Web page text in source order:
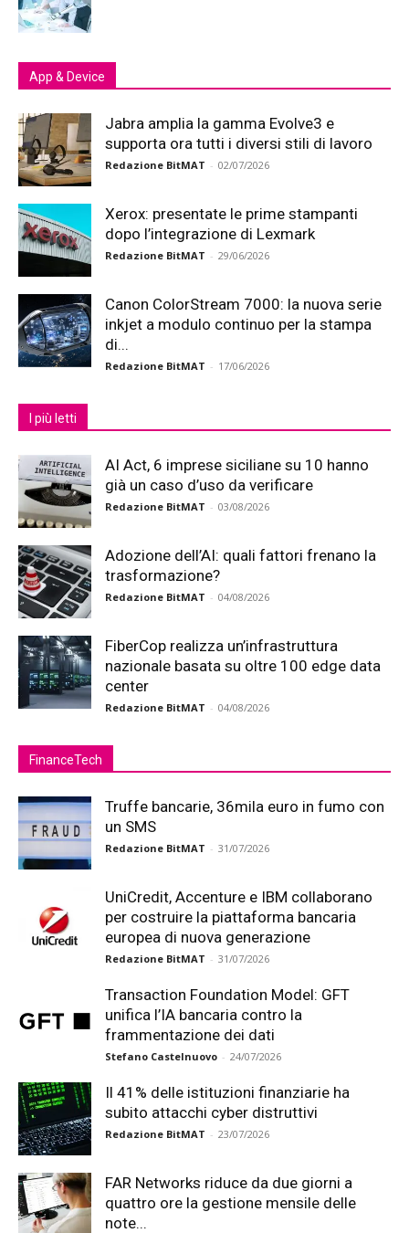
App & Device
Jabra amplia la gamma Evolve3 e
supporta ora tutti i diversi stili di lavoro
Redazione BitMAT - 02/07/2026
Xerox: presentate le prime stampanti
dopo l’integrazione di Lexmark
Redazione BitMAT - 29/06/2026
Canon ColorStream 7000: la nuova serie
inkjet a modulo continuo per la stampa
di...
Redazione BitMAT - 17/06/2026
I più letti
AI Act, 6 imprese siciliane su 10 hanno
già un caso d’uso da verificare
Redazione BitMAT - 03/08/2026
Adozione dell’AI: quali fattori frenano la
trasformazione?
Redazione BitMAT - 04/08/2026
FiberCop realizza un’infrastruttura
nazionale basata su oltre 100 edge data
center
Redazione BitMAT - 04/08/2026
FinanceTech
Truffe bancarie, 36mila euro in fumo con
un SMS
Redazione BitMAT - 31/07/2026
UniCredit, Accenture e IBM collaborano
per costruire la piattaforma bancaria
europea di nuova generazione
Redazione BitMAT - 31/07/2026
Transaction Foundation Model: GFT
unifica l’IA bancaria contro la
frammentazione dei dati
Stefano Castelnuovo - 24/07/2026
Il 41% delle istituzioni finanziarie ha
subito attacchi cyber distruttivi
Redazione BitMAT - 23/07/2026
FAR Networks riduce da due giorni a
quattro ore la gestione mensile delle
note...